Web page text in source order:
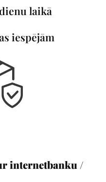
laikā
iespējām
internetbanku /